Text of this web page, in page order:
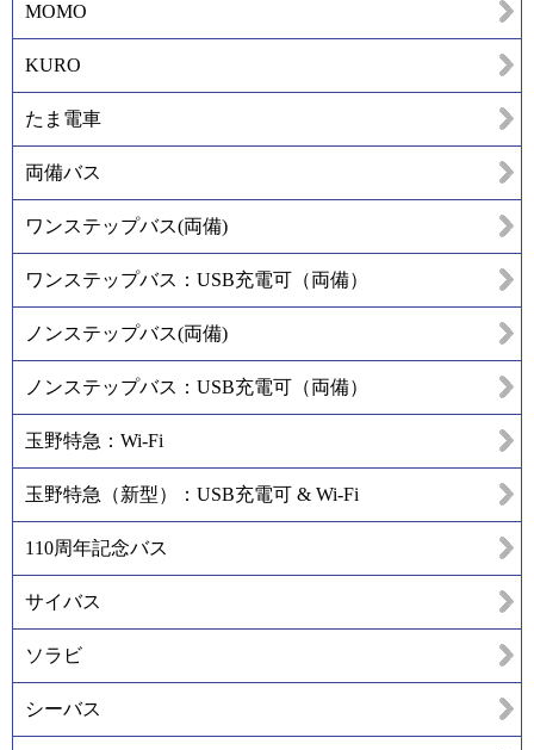
MOMO
KURO
たま電車
両備バス
ワンステップバス(両備)
ワンステップバス：USB充電可（両備）
ノンステップバス(両備)
ノンステップバス：USB充電可（両備）
玉野特急：Wi-Fi
玉野特急（新型）：USB充電可 & Wi-Fi
110周年記念バス
サイバス
ソラビ
シーバス